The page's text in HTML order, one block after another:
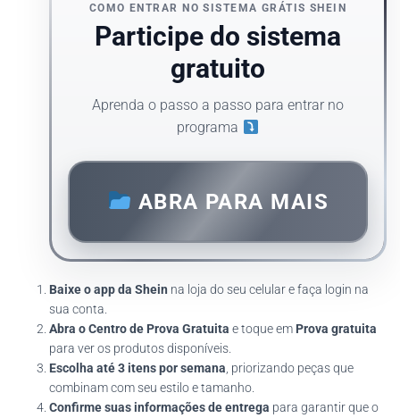
COMO ENTRAR NO SISTEMA GRÁTIS SHEIN
Participe do sistema
gratuito
Aprenda o passo a passo para entrar no
programa
ABRA PARA MAIS
Baixe o app da Shein na loja do seu celular e faça login na
sua conta.
Abra o Centro de Prova Gratuita e toque em Prova gratuita
para ver os produtos disponíveis.
Escolha até 3 itens por semana , priorizando peças que
combinam com seu estilo e tamanho.
Confirme suas informações de entrega para garantir que o